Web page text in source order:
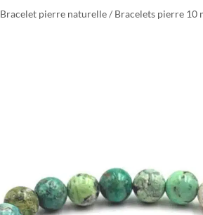
Bracelet pierre naturelle/ Bracelets pierre 10